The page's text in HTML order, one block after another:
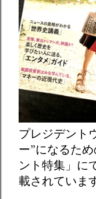
プレジデント
ー”になるた
ント特集」に
載されていま